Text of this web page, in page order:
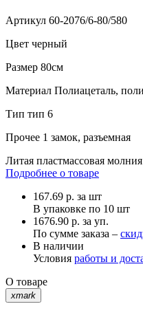
Артикул 60-2076/6-80/580
Цвет черный
Размер 80см
Материал Полиацеталь,
Тип тип 6
Прочее 1 замок, разъемная
Литая пластмассовая
Подробнее о товаре
167.69 р. за шт
В упаковке по 10 шт
1676.90 р. за уп.
По сумме заказа –
В наличии
Условия работы и
О товаре
xmark